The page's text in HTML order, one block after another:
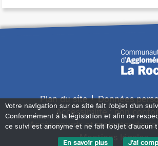
Plan du site
Données
Accessibilité : non
Accès sourds et malentendants
Mentions légales
Votre navigation sur ce site fait l'objet d'un
Conformément à la législation et afin de
ce suivi est anonyme et ne fait l'objet d'aucun
En savoir plus
J'ai